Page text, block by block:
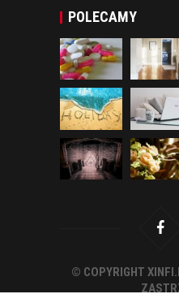
POLECAMY
© COPYRIGHT